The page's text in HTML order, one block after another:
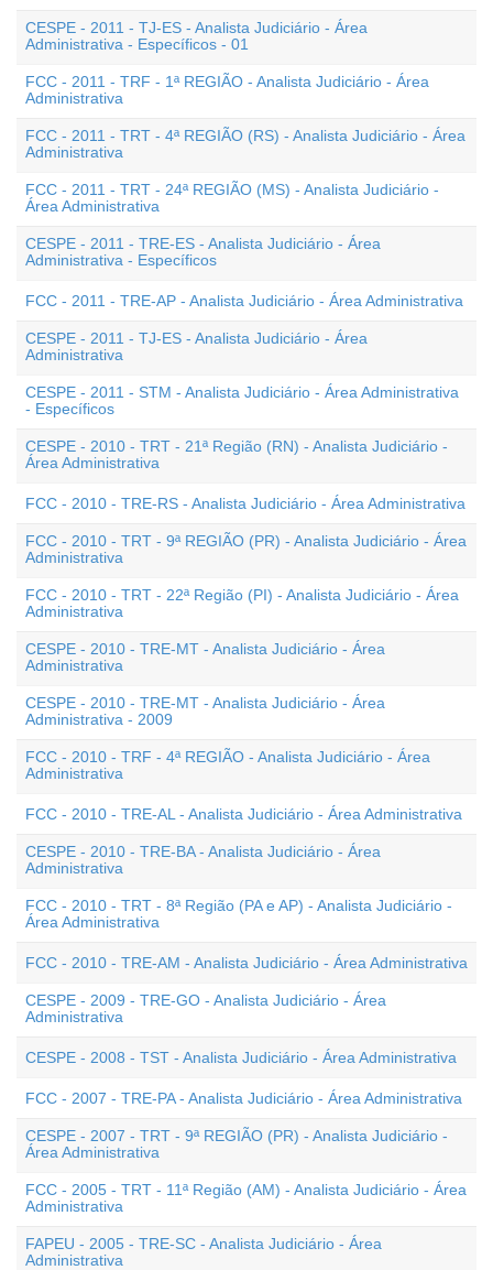
CESPE - 2011 - TJ-ES - Analista Judiciário - Área
Administrativa - Específicos - 01
FCC - 2011 - TRF - 1ª REGIÃO - Analista Judiciário - Área
Administrativa
FCC - 2011 - TRT - 4ª REGIÃO (RS) - Analista Judiciário - Área
Administrativa
FCC - 2011 - TRT - 24ª REGIÃO (MS) - Analista Judiciário -
Área Administrativa
CESPE - 2011 - TRE-ES - Analista Judiciário - Área
Administrativa - Específicos
FCC - 2011 - TRE-AP - Analista Judiciário - Área Administrativa
CESPE - 2011 - TJ-ES - Analista Judiciário - Área
Administrativa
CESPE - 2011 - STM - Analista Judiciário - Área Administrativa
- Específicos
CESPE - 2010 - TRT - 21ª Região (RN) - Analista Judiciário -
Área Administrativa
FCC - 2010 - TRE-RS - Analista Judiciário - Área Administrativa
FCC - 2010 - TRT - 9ª REGIÃO (PR) - Analista Judiciário - Área
Administrativa
FCC - 2010 - TRT - 22ª Região (PI) - Analista Judiciário - Área
Administrativa
CESPE - 2010 - TRE-MT - Analista Judiciário - Área
Administrativa
CESPE - 2010 - TRE-MT - Analista Judiciário - Área
Administrativa - 2009
FCC - 2010 - TRF - 4ª REGIÃO - Analista Judiciário - Área
Administrativa
FCC - 2010 - TRE-AL - Analista Judiciário - Área Administrativa
CESPE - 2010 - TRE-BA - Analista Judiciário - Área
Administrativa
FCC - 2010 - TRT - 8ª Região (PA e AP) - Analista Judiciário -
Área Administrativa
FCC - 2010 - TRE-AM - Analista Judiciário - Área Administrativa
CESPE - 2009 - TRE-GO - Analista Judiciário - Área
Administrativa
CESPE - 2008 - TST - Analista Judiciário - Área Administrativa
FCC - 2007 - TRE-PA - Analista Judiciário - Área Administrativa
CESPE - 2007 - TRT - 9ª REGIÃO (PR) - Analista Judiciário -
Área Administrativa
FCC - 2005 - TRT - 11ª Região (AM) - Analista Judiciário - Área
Administrativa
FAPEU - 2005 - TRE-SC - Analista Judiciário - Área
Administrativa